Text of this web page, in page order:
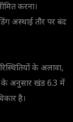
करना।
अस्थाई तौर पर बंद
के अलावा,
के अनुसार खंड 6.3 में
है।